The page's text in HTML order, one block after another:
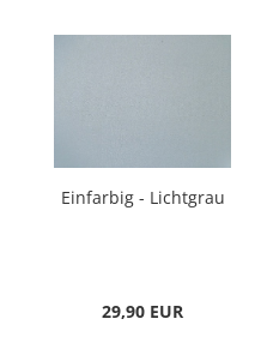
Einfarbig - Lichtgrau
29,90 EUR